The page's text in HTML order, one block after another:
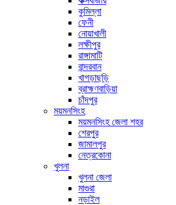
কুমিল্লা
ফেনী
নোয়াখালী
লক্ষীপুর
রাঙ্গামাটি
বান্দরবান
খাগড়াছড়ি
ব্রাহ্মণবাড়িয়া
চাঁদপুর
ময়মনসিংহ
ময়মনসিংহ জেলা শহর
শেরপুর
জামালপুর
নেত্রকোনা
খুলনা
খুলনা জেলা
মাগুরা
নড়াইল